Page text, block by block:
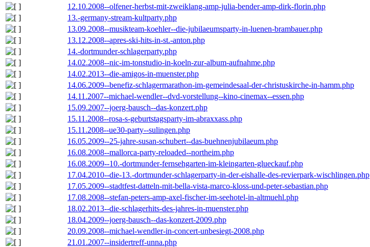
12.10.2008--olfener-herbst-mit-zweiklang-amp-julia-bender-amp-dirk-florin.php
13.-germany-stream-kultparty.php
13.09.2008--musikteam-koehler--die-jubilaeumsparty-in-luenen-brambauer.php
13.12.2008--apres-ski-hits-in-st.-anton.php
14.-dortmunder-schlagerparty.php
14.02.2008--nic-im-tonstudio-in-koeln-zur-album-aufnahme.php
14.02.2013--die-amigos-in-muenster.php
14.06.2009--benefiz-schlagermarathon-im-gemeindesaal-der-christuskirche-in-hamm.php
14.11.2007--michael-wendler--dvd-vorstellung--kino-cinemax--essen.php
15.09.2007--joerg-bausch--das-konzert.php
15.11.2008--rosa-s-geburtstagsparty-im-abraxxass.php
15.11.2008--ue30-party--sulingen.php
16.05.2009--25-jahre-susan-schubert--das-buehnenjubilaeum.php
16.08.2008--mallorca-party-reloaded--northeim.php
16.08.2009--10.-dortmunder-fernsehgarten-im-kleingarten-glueckauf.php
17.04.2010--die-13.-dortmunder-schlagerparty-in-der-eishalle-des-revierpark-wischlingen.php
17.05.2009--stadtfest-datteln-mit-bella-vista-marco-kloss-und-peter-sebastian.php
17.08.2008--stefan-peters-amp-axel-fischer-im-seehotel-in-altmuehl.php
18.02.2013--die-schlagerhits-des-jahres-in-muenster.php
18.04.2009--joerg-bausch--das-konzert-2009.php
20.09.2008--michael-wendler-in-concert-unbesiegt-2008.php
21.01.2007--insidertreff-unna.php